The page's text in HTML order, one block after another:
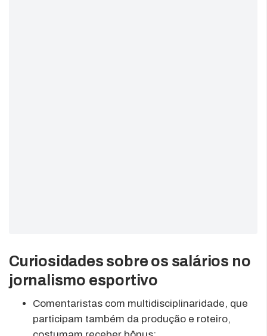
Curiosidades sobre os salários no
jornalismo esportivo
Comentaristas com multidisciplinaridade, que
participam também da produção e roteiro,